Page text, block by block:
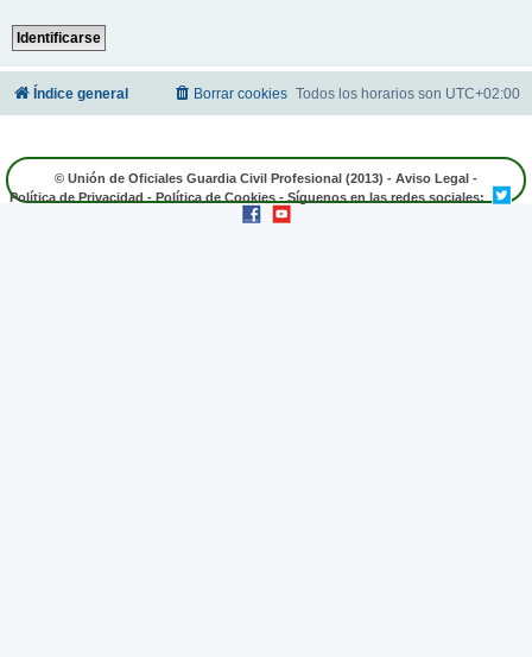
Índice general Todos los horarios son UTC+02:00
Borrar cookies
© Unión de Oficiales Guardia Civil Profesional (2013) - Aviso Legal -
Política de Privacidad - Política de Cookies - Síguenos en las redes sociales: